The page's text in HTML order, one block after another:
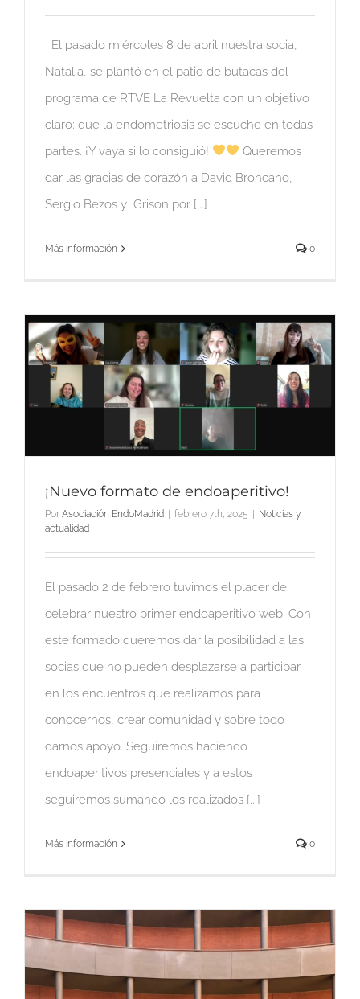
El pasado miércoles 8 de abril nuestra socia,
Natalia, se plantó en el patio de butacas del
programa de RTVE La Revuelta con un objetivo
claro: que la endometriosis se escuche en todas
partes. ¡Y vaya si lo consiguió!
Queremos
dar las gracias de corazón a David Broncano,
Sergio Bezos y Grison por [...]
Más información 0
¡Nuevo formato de endoaperitivo!
Por Asociación EndoMadrid febrero 7th, 2025
Noticias y
actualidad
El pasado 2 de febrero tuvimos el placer de
celebrar nuestro primer endoaperitivo web. Con
este formado queremos dar la posibilidad a las
socias que no pueden desplazarse a participar
en los encuentros que realizamos para
conocernos, crear comunidad y sobre todo
darnos apoyo. Seguiremos haciendo
endoaperitivos presenciales y a estos
seguiremos sumando los realizados [...]
Más información 0